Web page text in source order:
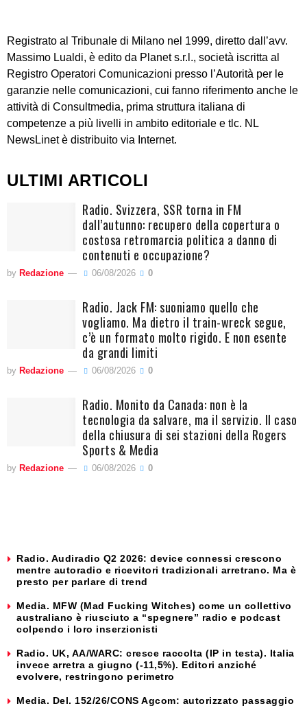
Registrato al Tribunale di Milano nel 1999, diretto dall’avv.
Massimo Lualdi, è edito da Planet s.r.l., società iscritta al
Registro Operatori Comunicazioni presso l’Autorità per le
garanzie nelle comunicazioni, cui fanno riferimento anche le
attività di Consultmedia, prima struttura italiana di
competenze a più livelli in ambito editoriale e tlc. NL
NewsLinet è distribuito via Internet.
ULTIMI ARTICOLI
Radio. Svizzera, SSR torna in FM
dall’autunno: recupero della copertura o
costosa retromarcia politica a danno di
contenuti e occupazione?
by Redazione 06/08/2026 0
Radio. Jack FM: suoniamo quello che
vogliamo. Ma dietro il train-wreck segue,
c’è un formato molto rigido. E non esente
da grandi limiti
by Redazione 06/08/2026 0
Radio. Monito da Canada: non è la
tecnologia da salvare, ma il servizio. Il caso
della chiusura di sei stazioni della Rogers
Sports & Media
by Redazione 06/08/2026 0
Radio. Audiradio Q2 2026: device connessi crescono
mentre autoradio e ricevitori tradizionali arretrano. Ma è
presto per parlare di trend
Media. MFW (Mad Fucking Witches) come un collettivo
australiano è riusciuto a “spegnere” radio e podcast
colpendo i loro inserzionisti
Radio. UK, AA/WARC: cresce raccolta (IP in testa). Italia
invece arretra a giugno (-11,5%). Editori anziché
evolvere, restringono perimetro
Media. Del. 152/26/CONS Agcom: autorizzato passaggio